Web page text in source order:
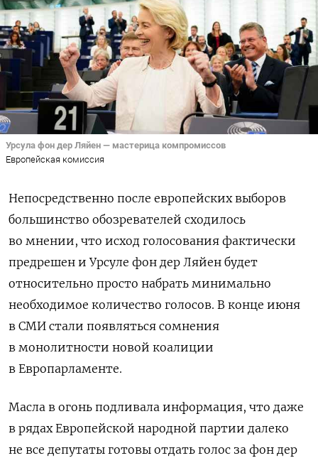
Урсула фон дер Ляйен — мастерица компромиссов
Европейская комиссия
Непосредственно после европейских выборов
большинство обозревателей сходилось
во мнении, что исход голосования фактически
предрешен и Урсуле фон дер Ляйен будет
относительно просто набрать минимально
необходимое количество голосов. В конце июня
в СМИ стали появляться сомнения
в монолитности новой коалиции
в Европарламенте.
Масла в огонь подливала информация, что даже
в рядах Европейской народной партии далеко
не все депутаты готовы отдать голос за фон дер